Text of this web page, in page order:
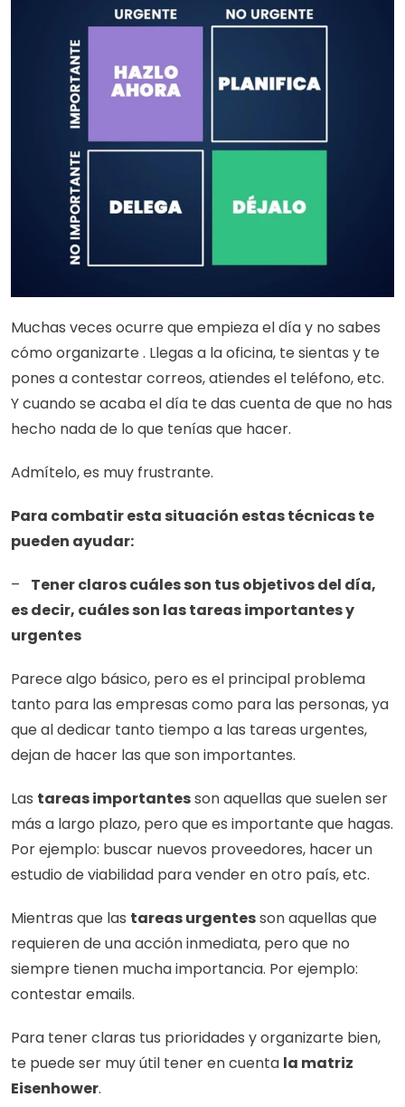
Muchas veces ocurre que empieza el día y no sabes
cómo organizarte . Llegas a la oficina, te sientas y te
pones a contestar correos, atiendes el teléfono, etc.
Y cuando se acaba el día te das cuenta de que no has
hecho nada de lo que tenías que hacer.
Admítelo, es muy frustrante.
Para combatir esta situación estas técnicas te
pueden ayudar:
– Tener claros cuáles son tus objetivos del día,
es decir, cuáles son las tareas importantes y
urgentes
Parece algo básico, pero es el principal problema
tanto para las empresas como para las personas, ya
que al dedicar tanto tiempo a las tareas urgentes,
dejan de hacer las que son importantes.
Las tareas importantes son aquellas que suelen ser
más a largo plazo, pero que es importante que hagas.
Por ejemplo: buscar nuevos proveedores, hacer un
estudio de viabilidad para vender en otro país, etc.
Mientras que las tareas urgentes son aquellas que
requieren de una acción inmediata, pero que no
siempre tienen mucha importancia. Por ejemplo:
contestar emails.
Para tener claras tus prioridades y organizarte bien,
te puede ser muy útil tener en cuenta la matriz
Eisenhower.